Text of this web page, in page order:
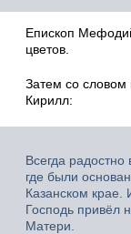
Епископ
цветов.
Затем со
Кирилл:
Всегда
где были
Казанском крае.
Господь привёл
Матери.